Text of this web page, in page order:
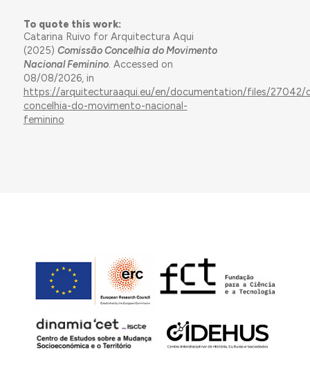
To quote this work:
Catarina Ruivo for Arquitectura Aqui
(2025) Comissão Concelhia do Movimento
Nacional Feminino. Accessed on
08/08/2026, in
https://arquitecturaaqui.eu/en/documentation/files/27042/
concelhia-do-movimento-nacional-
feminino